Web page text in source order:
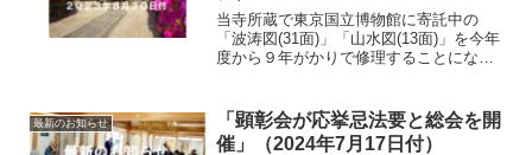
当寺所蔵で東京国立博物館に寄託中の
「波涛図(31面)」「山水図(13面)」を今年
度から９年がかりで修理することにな
ます。応挙が寄進後約100年間は、わらぶ
きの本堂内に誰...
最新のお知らせ
「顕彰会が応挙忌法要と総会を開
催」（2024年7月17日付）